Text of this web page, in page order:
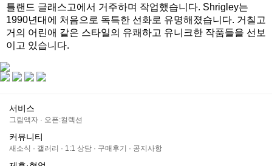
틀랜드 글래스고에서 거주하며 작업했습니다. Shrigley는
1990년대에 처음으로 독특한 선화로 유명해졌습니다. 거칠고
거의 어린애 같은 스타일의 유쾌하고 유니크한 작품들을 선보
이고 있습니다.
서비스
그림액자 · 오픈:컬렉션
커뮤니티
새소식 · 갤러리 · 1:1 상담 · 구매후기 · 공지사항